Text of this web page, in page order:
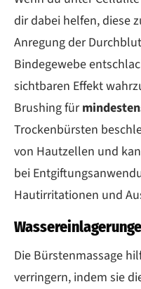
dir dabei helfen, diese
Anregung der
Bindegewebe
sichtbaren Effekt
Brushing für
Trockenbürsten
von Hautzellen und
bei
Hautirritationen und
Die Bürstenmassage
verringern, indem sie